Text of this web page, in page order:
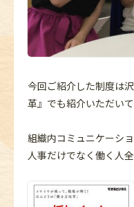
今回ご紹介した制度は
革』でも紹介いただいて
組織内コミュニケーシ
人事だけでなく働く人